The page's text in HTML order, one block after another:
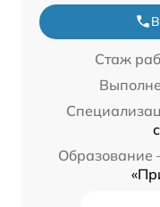
Стаж
Образование